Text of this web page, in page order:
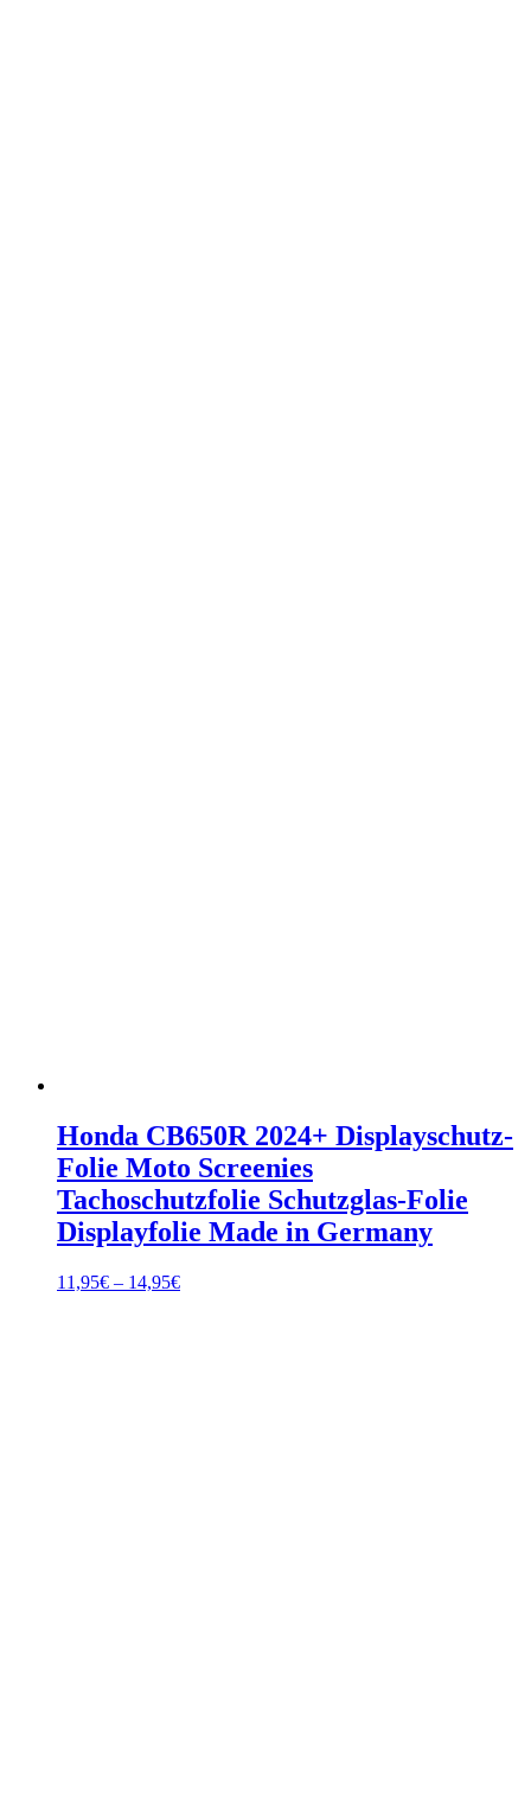
Honda CB650R 2024+ Displayschutz-
Folie Moto Screenies
Tachoschutzfolie Schutzglas-Folie
Displayfolie Made in Germany
11,95€ – 14,95€Preisspanne: